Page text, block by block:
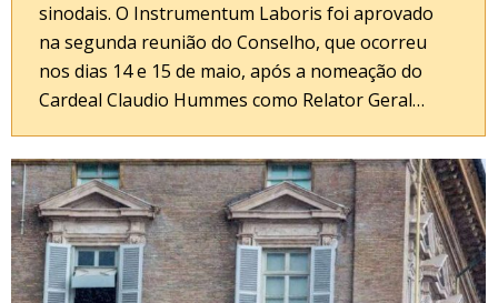
sinodais. O Instrumentum Laboris foi aprovado
na segunda reunião do Conselho, que ocorreu
nos dias 14 e 15 de maio, após a nomeação do
Cardeal Claudio Hummes como Relator Geral…